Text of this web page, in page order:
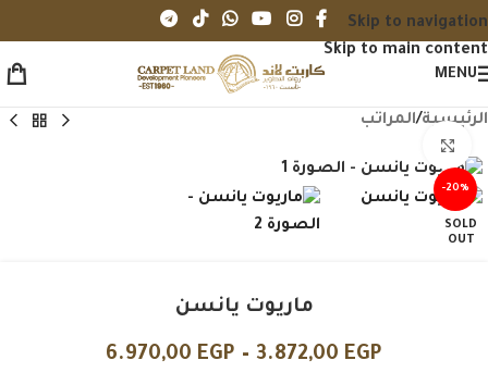
Skip to navigation
Skip to main content
MENU
الرئيسية/المراتب
-20%
SOLD
OUT
ماريوت يانسن
3.872,00 EGP
–
6.970,00 EGP